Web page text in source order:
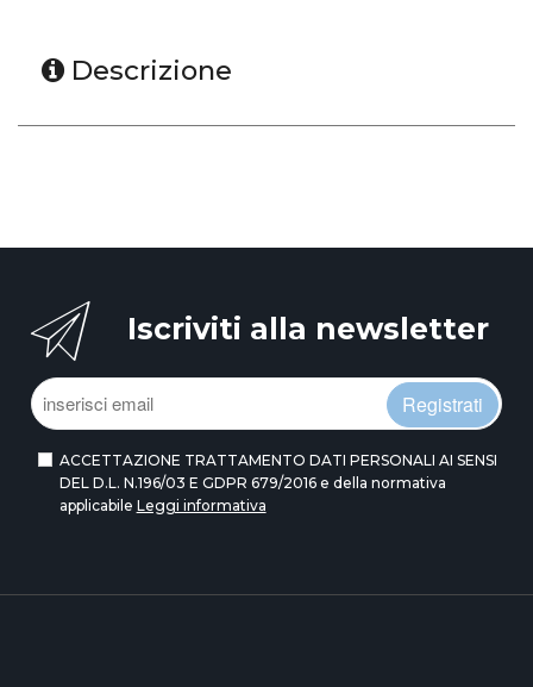
Descrizione
Iscriviti alla newsletter
Registrati
ACCETTAZIONE TRATTAMENTO DATI PERSONALI AI SENSI
DEL D.L. N.196/03 E GDPR 679/2016 e della normativa
applicabile Leggi informativa